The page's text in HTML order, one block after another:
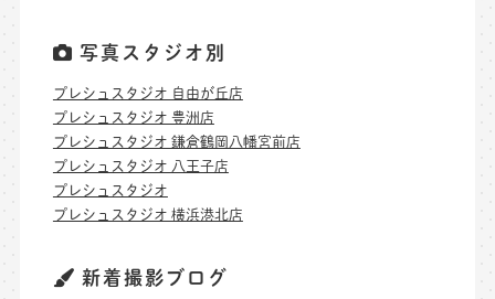
写真スタジオ別
プレシュスタジオ 自由が丘店
プレシュスタジオ 豊洲店
プレシュスタジオ 鎌倉鶴岡八幡宮前店
プレシュスタジオ 八王子店
プレシュスタジオ
プレシュスタジオ 横浜港北店
新着撮影ブログ